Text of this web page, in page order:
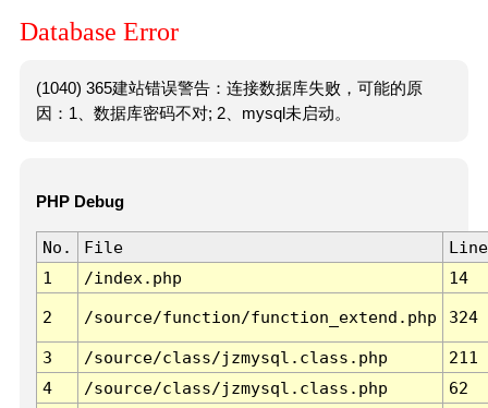
Database Error
(1040) 365建站错误警告：连接数据库失败，可能的原
因：1、数据库密码不对; 2、mysql未启动。
PHP Debug
No. File
Line
1
/index.php 14
2 /source/function/function_extend.php 324
3 /source/class/jzmysql.class.php
211
4
/source/class/jzmysql.class.php
62